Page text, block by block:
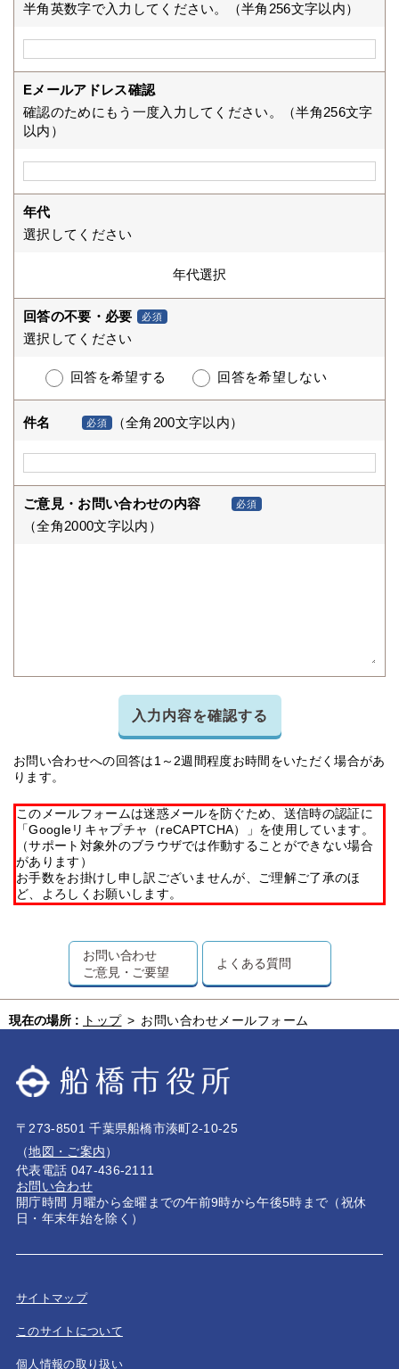
半角英数字で入力してください。（半角256文字以内）
Eメールアドレス確認
確認のためにもう一度入力してください。（半角256文字
以内）
年代
選択してください
回答の不要・必要 必須
選択してください
回答を希望する 回答を希望しない
件名 必須 （全角200文字以内）
ご意見・お問い合わせの内容 必須
（全角2000文字以内）
入力内容を確認する
お問い合わせへの回答は1～2週間程度お時間をいただく場合があ
ります。
このメールフォームは迷惑メールを防ぐため、送信時の認証に
「Googleリキャプチャ（reCAPTCHA）」を使用しています。
（サポート対象外のブラウザでは作動することができない場合
があります）
お手数をお掛けし申し訳ございませんが、ご理解ご了承のほ
ど、よろしくお願いします。
お問い合わせ
ご意見・ご要望
よくある質問
現在の場所 : トップ > お問い合わせメールフォーム
〒273-8501 千葉県船橋市湊町2-10-25
（地図・ご案内）
代表電話 047-436-2111
お問い合わせ
開庁時間 月曜から金曜までの午前9時から午後5時まで（祝休
日・年末年始を除く）
サイトマップ
このサイトについて
個人情報の取り扱い